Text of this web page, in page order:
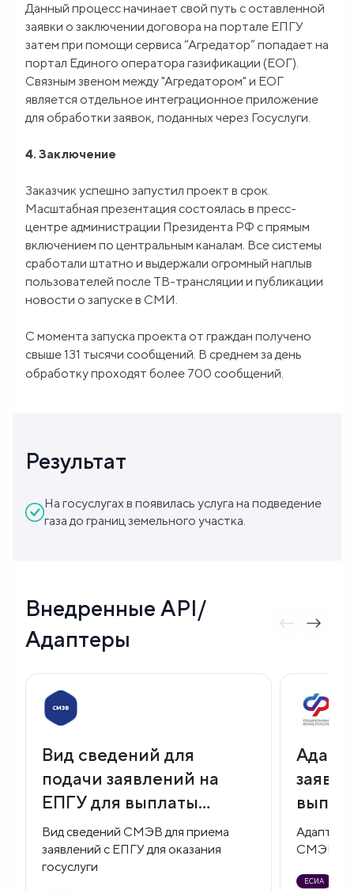
Данный процесс начинает свой путь с оставленной
заявки о заключении договора на портале ЕПГУ
затем при помощи сервиса “Агредатор” попадает на
портал Единого оператора газификации (ЕОГ).
Связным звеном между "Агредатором" и ЕОГ
является отдельное интеграционное приложение
для обработки заявок, поданных через Госуслуги.
4. Заключение
Заказчик успешно запустил проект в срок.
Масштабная презентация состоялась в пресс-
центре администрации Президента РФ с прямым
включением по центральным каналам. Все системы
сработали штатно и выдержали огромный наплыв
пользователей после ТВ-трансляции и публикации
новости о запуске в СМИ.
C момента запуска проекта от граждан получено
свыше 131 тысячи сообщений. В среднем за день
обработку проходят более 700 сообщений.
Результат
На госуслугах в появилась услуга на подведение
газа до границ земельного участка.
Внедренные API/
Адаптеры
Вид сведений для
подачи заявлений на
ЕПГУ для выплаты
пособия беременным
Вид сведений СМЭВ для приема
заявлений с ЕПГУ для оказания
госуслуги
Адаптер
СМЭВ
ЕСИА